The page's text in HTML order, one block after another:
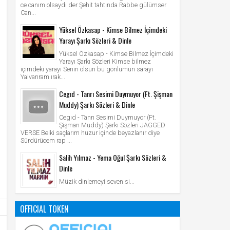
ce canım olsaydı der Şehit tahtında Rabbe gülümser
Can...
Yüksel Özkasap - Kimse Bilmez İçimdeki
Yarayı Şarkı Sözleri & Dinle
Yüksel Özkasap - Kimse Bilmez İçimdeki
Yarayı Şarkı Sözleri Kimse bilmez
içimdeki yarayı Senin olsun bu gönlümün sarayı
Yalvarıram ırak...
Cegıd - Tanrı Sesimi Duymuyor (Ft. Şişman
Muddy) Şarkı Sözleri & Dinle
Cegıd - Tanrı Sesimi Duymuyor (Ft.
Şişman Muddy) Şarkı Sözleri JAGGED
VERSE Belki saçlarım huzur içinde beyazlanır diye
Sürdürücem rap ...
Salih Yılmaz - Yema Oğul Şarkı Sözleri &
Dinle
Müzik dinlemeyi seven si...
OFFICIAL TOKEN